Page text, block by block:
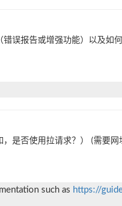
误报告或增强功能）以及如
是否使用拉请求？） (需要网
such as https://